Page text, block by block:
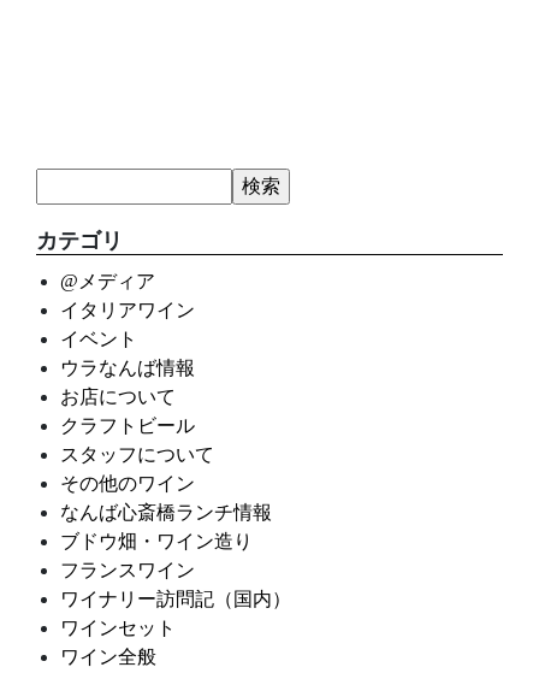
カテゴリ
@メディア
イタリアワイン
イベント
ウラなんば情報
お店について
クラフトビール
スタッフについて
その他のワイン
なんば心斎橋ランチ情報
ブドウ畑・ワイン造り
フランスワイン
ワイナリー訪問記（国内）
ワインセット
ワイン全般